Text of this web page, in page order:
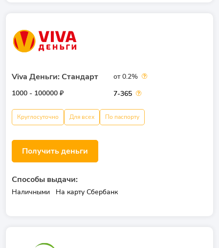
Viva Деньги: Стандарт
1000 - 100000 ₽
от 0.2%
7-365
Круглосуточно Для всех По паспорту
Получить деньги
Способы выдачи:
Наличными На карту Сбербанк